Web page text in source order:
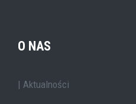
O NAS
| Aktualności